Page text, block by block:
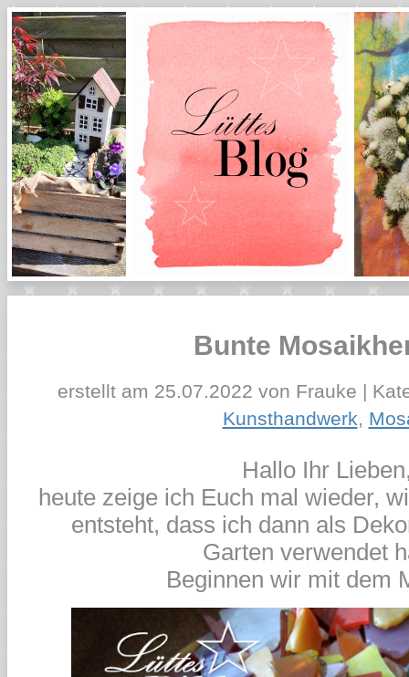
Bunte
erstellt am 25.07.2022 von Frauke |
Kunsthandwerk,
Hallo Ihr
heute zeige ich Euch mal wieder,
entsteht, dass ich dann als
Garten verwendet
Beginnen wir mit dem